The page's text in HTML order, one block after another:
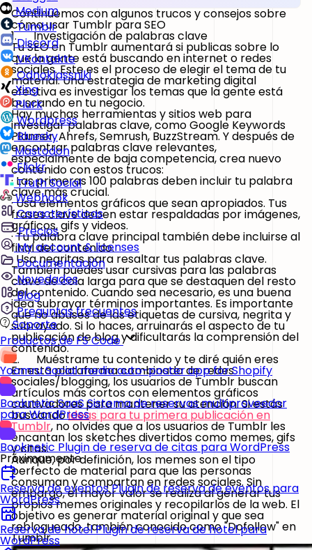
Medium
Tumblr
Discord
VKontakte
Odnoklassniki
Xing
Plurk
Wordpress
Bluesky
Mastodon
Flickr
Truth Social
Webhook
Características
Precios
My account & licenses
Documentación
Novedades
Blog
Preguntas frecuentes
Soporte
Productos de FS Code
YoomruSocial media auto-poster app for Shopify
Booknetic SaaS Sistema de reservas multiproveedor
para WordPress
Booknetic Plugin de reserva de citas para WordPress
Próximamente
Reserva de eventosPlugin de reserva de eventos para
WordPress
Reserva de hotelPlugin de reserva de hotel para
WordPress
Continuemos con algunos trucos y consejos sobre
cómo usar Tumblr para SEO
1. Investigación de palabras clave
Tu SEO en Tumblr aumentará si publicas sobre lo
que la gente está buscando en internet o redes
sociales. Este es el proceso de elegir el tema de tu
material. Una estrategia de marketing digital
efectiva es investigar los temas que la gente está
buscando en tu negocio.
Hay muchas herramientas y sitios web para
investigar palabras clave, como Google Keywords
Planner, Ahrefs, Semrush, BuzzStream. Y después de
encontrar palabras clave relevantes,
especialmente de baja competencia, crea nuevo
contenido con estos trucos:
· Las primeras 100 palabras deben incluir tu palabra
clave más crucial.
· Usa elementos gráficos que sean apropiados. Tus
frases clave deben estar respaldadas por imágenes,
gráficos, gifs y videos.
· Tu palabra clave principal también debe incluirse al
final del contenido.
· Usa negritas para resaltar tus palabras clave.
También puedes usar cursivas para las palabras
clave de cola larga para que se destaquen del resto
del contenido. Cuando sea necesario, es una buena
idea subrayar términos importantes. Es importante
que no abuses de las etiquetas de cursiva, negrita y
subrayado. Si lo haces, arruinarás el aspecto de tu
publicación de blog y dificultarás la comprensión del
contenido.
2. Muéstrame tu contenido y te diré quién eres
En esta plataforma combinada de redes
sociales/blogging, los usuarios de Tumblr buscan
artículos más cortos con elementos gráficos
cautivadores para mantener su atención. Si estás
buscandoideas para tu primera publicación en
Tumblr, no olvides que a los usuarios de Tumblr les
encantan los sketches divertidos como memes, gifs
y citas.
Aunque, por definición, los memes son el tipo
perfecto de material para que las personas
consuman y compartan en redes sociales. Sin
embargo, el mayor valor se realiza al generar tus
propios memes originales y recopilarlos de la web. El
objetivo es generar material original y que sea
reblogueado, también conocido como "Dofollow" en
Tumblr.